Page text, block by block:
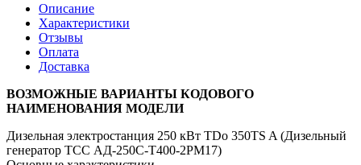
Описание
Характеристики
Отзывы
Оплата
Доставка
ВОЗМОЖНЫЕ ВАРИАНТЫ КОДОВОГО
НАИМЕНОВАНИЯ МОДЕЛИ
Дизельная электростанция 250 кВт TDo 350TS A (Дизельный
генератор ТСС АД-250С-Т400-2РМ17)